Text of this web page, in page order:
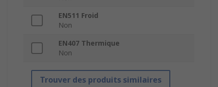
EN511 Froid
Non
EN407 Thermique
Non
Trouver des produits similaires